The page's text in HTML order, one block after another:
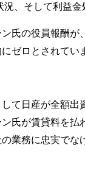
、そして利益金
氏の役員報酬が
ゼロとされて
て日産が全額
氏が賃貸料を払
業務に忠実でな